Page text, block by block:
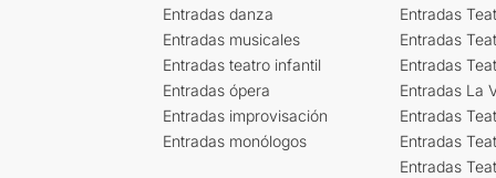
Entradas danza
Entradas musicales
Entradas teatro infantil
Entradas ópera
Entradas improvisación
Entradas monólogos
Entradas
Entradas
Entradas
Entradas La
Entradas
Entradas
Entradas